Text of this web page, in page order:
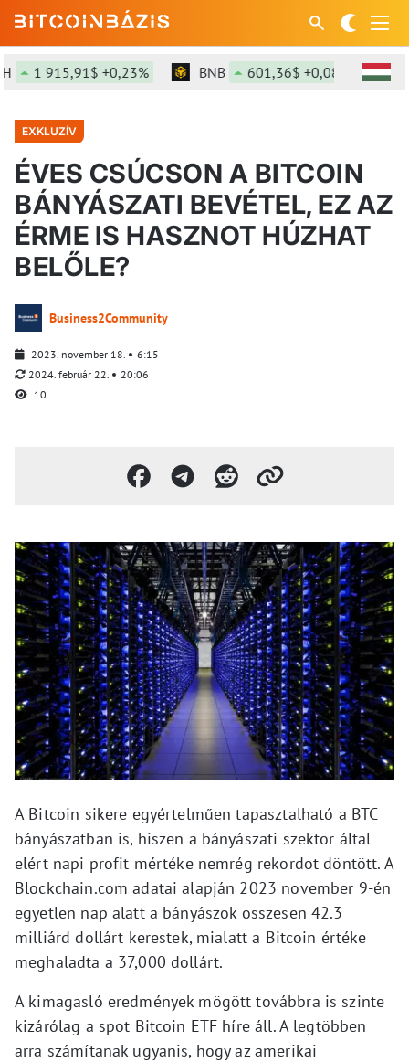
915,91$ +0,23% BNB 601,36$ +0,08% SOL
EXKLUZÍV
ÉVES CSÚCSON A BITCOIN
BÁNYÁSZATI BEVÉTEL, EZ AZ
ÉRME IS HASZNOT HÚZHAT
BELŐLE?
Business2Community
2023. november 18.
6:15
2024. február 22.
20:06
10
A Bitcoin sikere egyértelműen tapasztalható a BTC
bányászatban is, hiszen a bányászati szektor által
elért napi profit mértéke nemrég rekordot döntött. A
Blockchain.com adatai alapján 2023 november 9-én
egyetlen nap alatt a bányászok összesen 42.3
milliárd dollárt kerestek, mialatt a Bitcoin értéke
meghaladta a 37,000 dollárt.
A kimagasló eredmények mögött továbbra is szinte
kizárólag a spot Bitcoin ETF híre áll. A legtöbben
arra számítanak ugyanis, hogy az amerikai